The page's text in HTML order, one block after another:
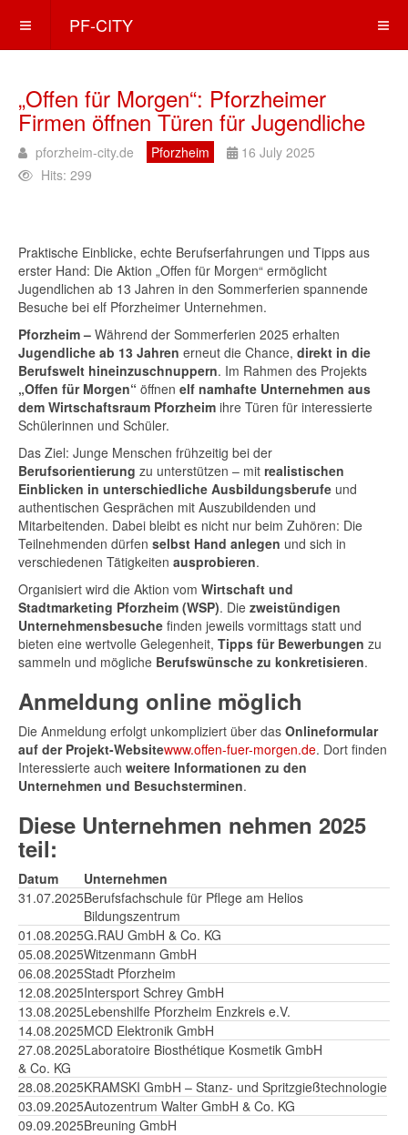
PF-CITY
„Offen für Morgen“: Pforzheimer
Firmen öffnen Türen für Jugendliche
pforzheim-city.de Pforzheim
16 July 2025
Hits: 299
Praktische Einblicke, echte Berufserfahrungen und Tipps aus
erster Hand: Die Aktion „Offen für Morgen“ ermöglicht
Jugendlichen ab 13 Jahren in den Sommerferien spannende
Besuche bei elf Pforzheimer Unternehmen.
Pforzheim – Während der Sommerferien 2025 erhalten
Jugendliche ab 13 Jahren erneut die Chance, direkt in die
Berufswelt hineinzuschnuppern. Im Rahmen des Projekts
„Offen für Morgen“ öffnen elf namhafte Unternehmen aus
dem Wirtschaftsraum Pforzheim ihre Türen für interessierte
Schülerinnen und Schüler.
Das Ziel: Junge Menschen frühzeitig bei der
Berufsorientierung zu unterstützen – mit realistischen
Einblicken in unterschiedliche Ausbildungsberufe und
authentischen Gesprächen mit Auszubildenden und
Mitarbeitenden. Dabei bleibt es nicht nur beim Zuhören: Die
Teilnehmenden dürfen selbst Hand anlegen und sich in
verschiedenen Tätigkeiten ausprobieren.
Organisiert wird die Aktion vom Wirtschaft und
Stadtmarketing Pforzheim (WSP). Die zweistündigen
Unternehmensbesuche finden jeweils vormittags statt und
bieten eine wertvolle Gelegenheit, Tipps für Bewerbungen zu
sammeln und mögliche Berufswünsche zu konkretisieren.
Anmeldung online möglich
Die Anmeldung erfolgt unkompliziert über das Onlineformular
auf der Projekt-Websitewww.offen-fuer-morgen.de. Dort finden
Interessierte auch weitere Informationen zu den
Unternehmen und Besuchsterminen.
Diese Unternehmen nehmen 2025
teil:
Datum
Unternehmen
31.07.2025Berufsfachschule für Pflege am Helios
Bildungszentrum
01.08.2025G.RAU GmbH & Co. KG
05.08.2025Witzenmann GmbH
06.08.2025Stadt Pforzheim
12.08.2025Intersport Schrey GmbH
13.08.2025Lebenshilfe Pforzheim Enzkreis e.V.
14.08.2025MCD Elektronik GmbH
27.08.2025Laboratoire Biosthétique Kosmetik GmbH
& Co. KG
28.08.2025KRAMSKI GmbH – Stanz- und Spritzgießtechnologie
03.09.2025Autozentrum Walter GmbH & Co. KG
09.09.2025Breuning GmbH